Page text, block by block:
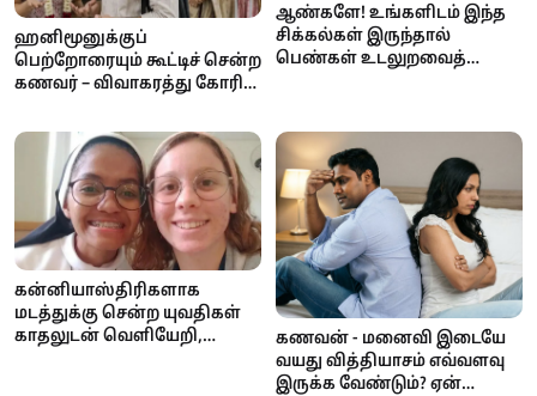
ஹனிமூனுக்குப்
பெற்றோரையும் கூட்டிச் சென்ற
கணவர் – விவாகரத்து கோரி
என்ன நடந்தது?
ஆண்களே! உங்களிடம் இந்த
சிக்கல்கள் இருந்தால்
பெண்கள் உடலுறவைத்
கன்னியாஸ்திரிகளாக
மடத்துக்கு சென்ற யுவதிகள்
காதலுடன் வெளியேறி,
கணவன் - மனைவி இடையே
வயது வித்தியாசம் எவ்வளவு
இருக்க வேண்டும்? ஏன்